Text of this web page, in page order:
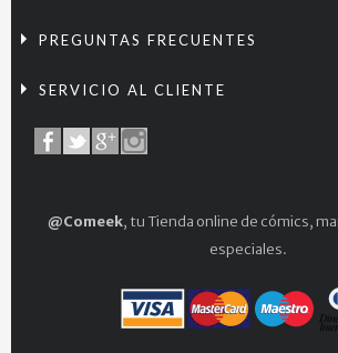
PREGUNTAS FRECUENTES
SERVICIO AL CLIENTE
@Comeek, tu Tienda online de cómics,
especiales.